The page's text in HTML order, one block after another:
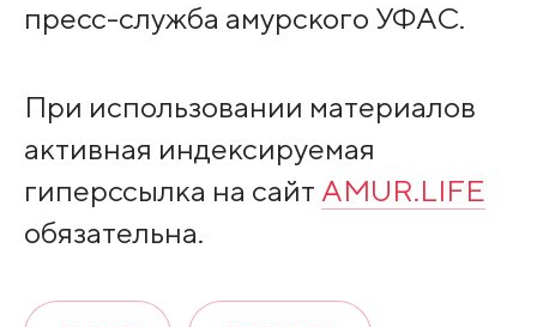
пресс-служба амурского УФАС.
При использовании материалов
активная индексируемая
гиперссылка на сайт AMUR.LIFE
обязательна.